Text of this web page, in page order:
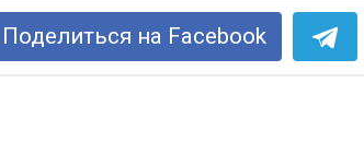
Поделиться на Facebook